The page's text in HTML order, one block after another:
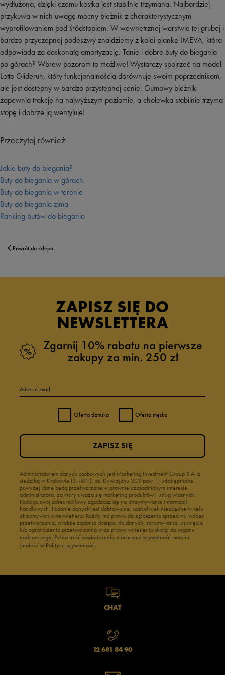
wydłużona, dzięki czemu kostka jest stabilnie trzymana. Najbardziej
przykuwa w nich uwagę mocny bieżnik z charakterystycznym
wyprofilowaniem pod śródstopiem. W wewnętrznej warstwie tej grubej i
bardzo przyczepnej podeszwy znajdziemy z kolei piankę IMEVA, która
odpowiada za doskonałą amortyzację. Tanie i dobre buty do biegania
po górach? Wbrew pozorom to możliwe! Wystarczy spojrzeć na model
Lotto Gliderun, który funkcjonalnością dorównuje swoim poprzednikom,
ale jest dostępny w bardzo przystępnej cenie. Gumowy bieżnik
zapewnia trakcję na najwyższym poziomie, a cholewka stabilnie trzyma
stopę i dobrze ją wentyluje!
Przeczytaj również
Jakie buty do biegania?
Buty do biegania w górach
Buty do biegania w terenie
Buty do biegania zimą
Ranking butów do biegania
Powrót do sklepu
ZAPISZ SIĘ DO
NEWSLETTERA
Zgarnij 10% rabatu na pierwsze
zakupy za min. 250 zł
Adres e-mail
Oferta damska Oferta męska
Administratorem danych osobowych jest Marketing Investment Group S.A. z
siedzibą w Krakowie (31-871), os. Dywizjonu 303 paw. 1, udostępnione
powyżej dane będą przetwarzane w prawnie uzasadnionym interesie
administratora, za który uważa się marketing produktów i usług własnych.
Podając swój adres mailowy zgadzasz się na otrzymywanie informacji
handlowych. Podanie danych jest dobrowolne, aczkolwiek niezbędne w celu
otrzymywania newslettera. Każdy ma prawo do zgłoszenia sprzeciwu wobec
przetwarzania, a także żądania dostępu do danych, sprostowania, usunięcia
lub ograniczenia przetwarzania oraz prawo wniesienia skargi do organu
nadzorczego. Pełną treść oświadczenia o ochronie prywatności można
znaleźć w Polityce prywatności.
ZAPISZ SIĘ
CHAT
12 681 84 90